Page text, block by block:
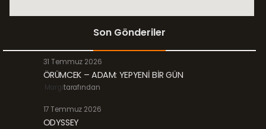
Son Gönderiler
31 Temmuz 2026
ÖRÜMCEK – ADAM: YEPYENİ BİR GÜN
Margitarafından
17 Temmuz 2026
ODYSSEY